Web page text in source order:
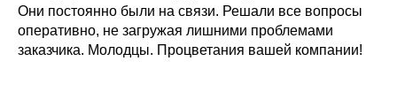
Они постоянно были на связи. Решали все вопросы
оперативно, не загружая лишними проблемами
заказчика. Молодцы. Процветания вашей компании!